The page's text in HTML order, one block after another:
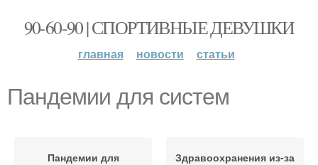
90-60-90 | СПОРТИВНЫЕ ДЕВУШКИ
главная новости статьи
Пандемии для систем
Пандемии для
Здравоохранения из-за